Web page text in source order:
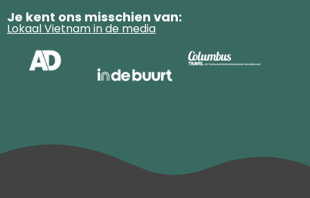
Je kent ons misschien van:
Lokaal Vietnam in de media